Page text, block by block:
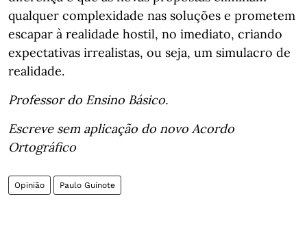
qualquer complexidade nas soluções e prometem
escapar à realidade hostil, no imediato, criando
expectativas irrealistas, ou seja, um simulacro de
realidade.
Professor do Ensino Básico.
Escreve sem aplicação do novo Acordo
Ortográfico
Opinião Paulo Guinote